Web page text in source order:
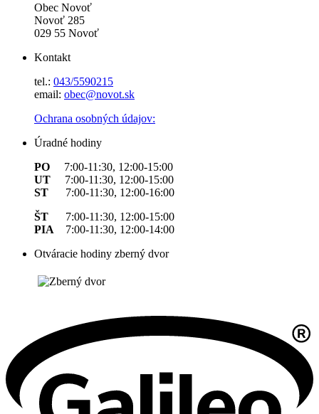
Obec Novoť
Novoť 285
029 55 Novoť
Kontakt
tel.: 043/5590215
email: obec@novot.sk
Ochrana osobných údajov:
Úradné hodiny
PO 7:00-11:30, 12:00-15:00
UT 7:00-11:30, 12:00-15:00
ST 7:00-11:30, 12:00-16:00
ŠT 7:00-11:30, 12:00-15:00
PIA 7:00-11:30, 12:00-14:00
Otváracie hodiny zberný dvor